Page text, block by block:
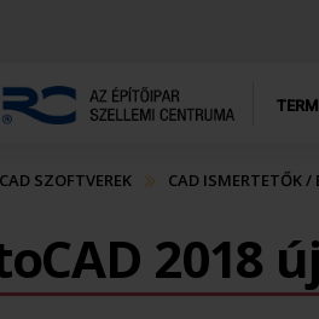
SZOFTVEREK CAD ISMERTETŐK /
2018